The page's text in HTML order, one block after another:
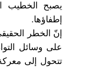
يصبح الخطيب
إطفاؤها.
إنّ الخطر
على وسائل
تتحول إلى